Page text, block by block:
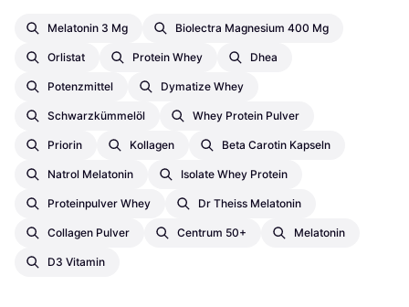
Melatonin 3 Mg Biolectra Magnesium 400 Mg
Orlistat Protein Whey Dhea
Potenzmittel Dymatize Whey
Schwarzkümmelöl Whey Protein Pulver
Priorin Kollagen Beta Carotin Kapseln
Natrol Melatonin Isolate Whey Protein
Proteinpulver Whey Dr Theiss Melatonin
Collagen Pulver Centrum 50+ Melatonin
D3 Vitamin